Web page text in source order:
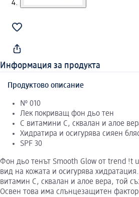
Информация за продукта
Продуктово описание
№ 010
Лек покриващ фон дьо тен
С витамини C, сквалан и алое
Хидратира и осигурява сияен
SPF 30
Фон дьо тенът Smooth Glow от trend !t
вид на кожата и осигурява
витамин C, сквалан и алое вера, той
Освен това има слънцезащитен фактор